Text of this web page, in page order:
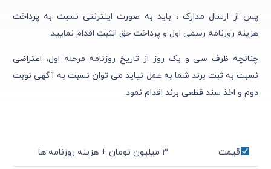
پس از ارسال مدارک ، باید به صورت اینترنتی نسبت به پرداخت
هزینه روزنامه رسمی اول و پرداخت حق الثبت اقدام نمایید.
چنانچه ظرف سی و یک روز از تاریخ روزنامه مرحله اول، اعتراضی
نسبت به ثبت برند شما به عمل نیاید می توان نسبت به آگهی نوبت
دوم و اخذ سند قطعی برند اقدام نمود.
قیمت